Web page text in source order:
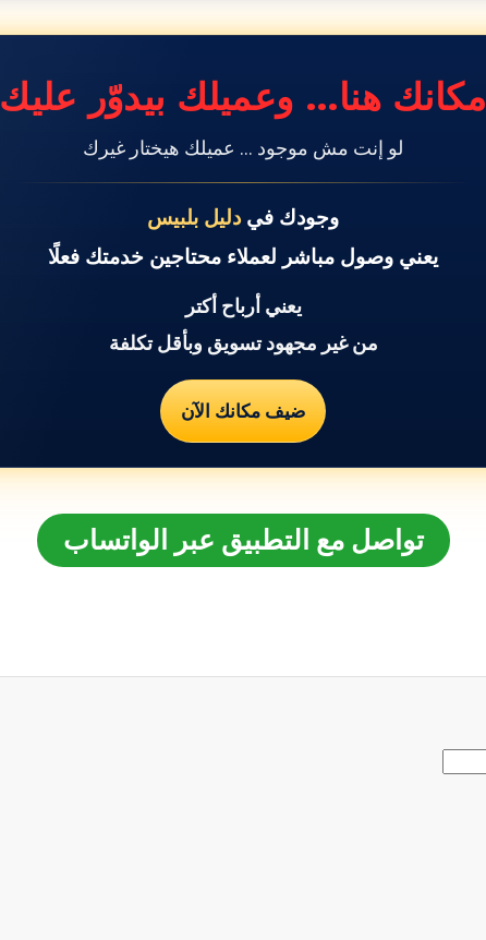
مكانك هنا… وعميلك بيدوّر عليك
لو إنت مش موجود … عميلك هيختار غيرك
وجودك فيدليل بلبيس
يعني وصول مباشر لعملاء محتاجين خدمتك فعلًا
يعني أرباح أكتر
من غير مجهود تسويق وبأقل تكلفة
ضيف مكانك الآن
تواصل مع التطبيق عبر الواتساب